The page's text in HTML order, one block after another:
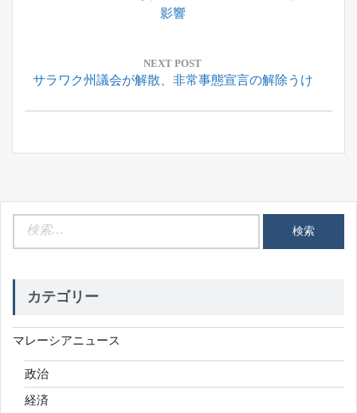
シ
ョ
影響
NEXT POST
Next
サラワク州議会が解散、非常事態宣言の解除うけ
カテゴリー
マレーシアニュース
政治
経済